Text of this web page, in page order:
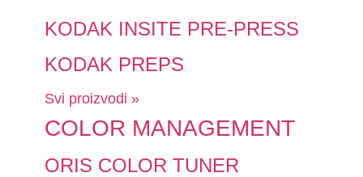
KODAK INSITE PRE-PRESS
KODAK PREPS
Svi proizvodi »
COLOR MANAGEMENT
ORIS COLOR TUNER